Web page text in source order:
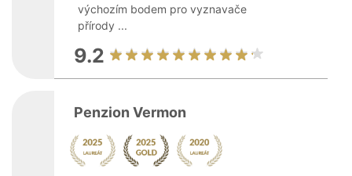
výchozím bodem pro vyznavače
přírody ...
9.2
Penzion Vermon